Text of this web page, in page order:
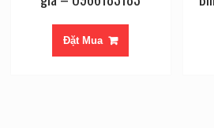
Đặt Mua